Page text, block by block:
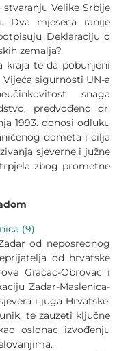
Velike Srbije
Dva mjeseca ranije
Deklaraciju o
zemalja?.
kraja te da pobunjeni
sigurnosti UN-a
snaga
predvođeno dr.
1993. donosi odluku
dometa i cilja
sjeverne i južne
zbog prometne
od neposrednog
od hrvatske
Gračac-Obrovac i
Zadar-Maslenica-
i juga Hrvatske,
te zauzeti ključne
oslonac izvođenju